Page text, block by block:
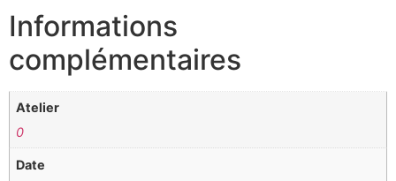
Informations
complémentaires
Atelier
0
Date